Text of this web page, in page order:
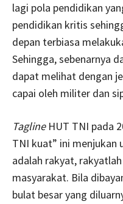
lagi pola pendidikan
pendidikan kritis
depan terbiasa
Sehingga, sebenarnya
dapat melihat dengan
capai oleh militer dan
TaglineHUT TNI pada
TNI kuat” ini
adalah rakyat,
masyarakat. Bila
bulat besar yang